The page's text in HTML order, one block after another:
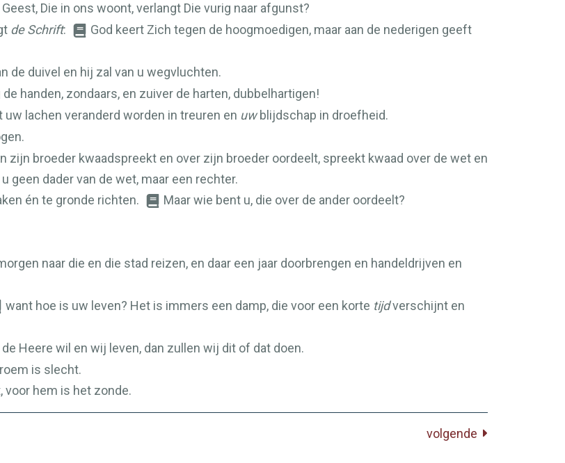
Geest, Die in ons woont, verlangt Die vurig naar afgunst?
de Schrift:
God keert Zich tegen de hoogmoedigen, maar aan de nederigen geeft
de duivel en hij zal van u wegvluchten.
de handen, zondaars, en zuiver de harten, dubbelhartigen!
lachen veranderd worden in treuren en uwblijdschap in droefheid.
zijn broeder kwaadspreekt en over zijn broeder oordeelt, spreekt kwaad over de wet en
geen dader van de wet, maar een rechter.
én te gronde richten. Maar wie bent u, die over de ander oordeelt?
naar die en die stad reizen, en daar een jaar doorbrengen en handeldrijven en
want hoe is uw leven? Het is immers een damp, die voor een korte tijdverschijnt en
Heere wil en wij leven, dan zullen wij dit of dat doen.
is slecht.
voor hem is het zonde.
volgende